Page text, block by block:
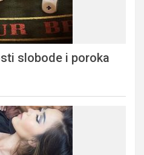
slobode i poroka